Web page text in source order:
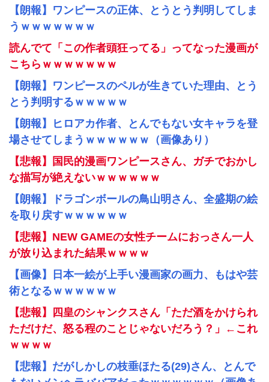
【朗報】ワンピースの正体、とうとう判明してしま
うｗｗｗｗｗｗｗ
読んでて「この作者頭狂ってる」ってなった漫画が
こちらｗｗｗｗｗｗｗ
【朗報】ワンピースのペルが生きていた理由、とう
とう判明するｗｗｗｗｗ
【朗報】ヒロアカ作者、とんでもない女キャラを登
場させてしまうｗｗｗｗｗｗ（画像あり）
【悲報】国民的漫画ワンピースさん、ガチでおかし
な描写が絶えないｗｗｗｗｗｗ
【朗報】ドラゴンボールの鳥山明さん、全盛期の絵
を取り戻すｗｗｗｗｗｗ
【悲報】NEW GAMEの女性チームにおっさん一人
が放り込まれた結果ｗｗｗｗ
【画像】日本一絵が上手い漫画家の画力、もはや芸
術となるｗｗｗｗｗｗ
【悲報】四皇のシャンクスさん「ただ酒をかけられ
ただけだ、怒る程のことじゃないだろう？」←これ
ｗｗｗｗ
【悲報】だがしかしの枝垂ほたる(29)さん、とんで